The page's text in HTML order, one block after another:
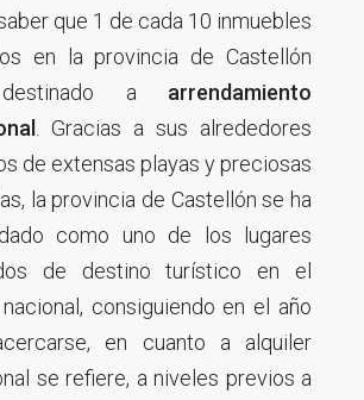
que 1 de cada 10 inmuebles
en la provincia de Castellón
a arrendamiento
. Gracias a sus alrededores
de extensas playas y preciosas
la provincia de Castellón se ha
como uno de los lugares
de destino turístico en el
consiguiendo en el año
en cuanto a alquiler
se refiere, a niveles previos a